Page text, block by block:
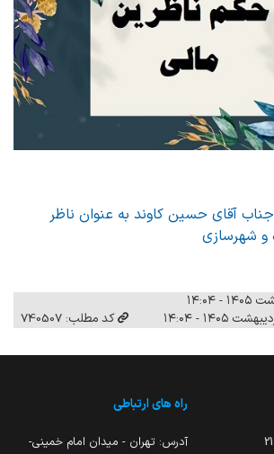
آقای حسین کاوند به عنوان ناظر
و شهرسازی
کد مطلب: 740507
راه های ارتباطی
آدرس: تهران - میدان امام خمینی-